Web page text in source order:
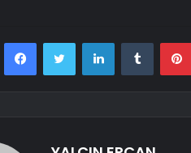
FacebookTwitter LinkedInTumblr